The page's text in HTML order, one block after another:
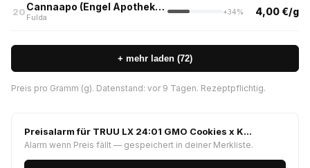
20 Cannaapo (Engel Apotheke im Justus Liebig Center)
Fulda
+34% 4,00 €/g
+ mehr laden (72)
Preis pro Gramm (g). Datenstand: vor 9 Tagen. Rezeptpflichtig.
Preisalarm für TRUU LX 24:01 GMO Cookies x K…
Alarm wenn Preis fällt — gespeichert in deiner Merkliste.